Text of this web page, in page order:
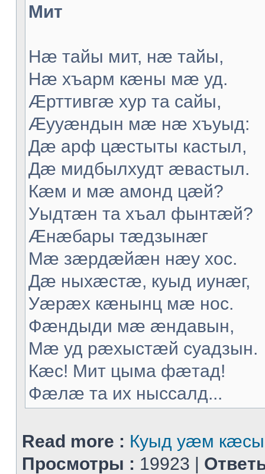
Мит
Нæ тайы мит, нæ тайы,
Нæ хъарм кæны мæ уд.
Æрттивгæ хур та сайы,
Æууæндын мæ нæ хъуыд:
Дæ арф цæстыты кастыл,
Дæ мидбылхудт æвастыл.
Кæм и мæ амонд цæй?
Уыдтæн та хъал фынтæй?
Æнæбары тæдзынæг
Мæ зæрдæйæн нæу хос.
Дæ ныхæстæ, куыд иунæг,
Уæрæх кæнынц мæ нос.
Фæндыди мæ æндавын,
Мæ уд рæхыстæй суадзын.
Кæс! Мит цыма фæтад!
Фæлæ та их ныссалд...
Read more : Куыд уæм
Просмотры : 19923 |